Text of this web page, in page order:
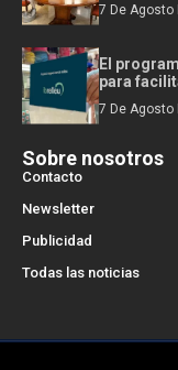
7 De Agosto
El
para
7 De Agosto
Sobre nosotros
Contacto
Newsletter
Publicidad
Todas las noticias